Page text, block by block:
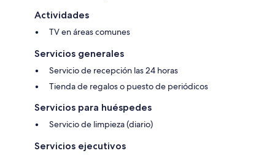
Actividades
TV en áreas comunes
Servicios generales
Servicio de recepción las 24 horas
Tienda de regalos o puesto de periódicos
Servicios para huéspedes
Servicio de limpieza (diario)
Servicios ejecutivos